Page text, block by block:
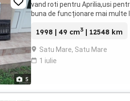
5
vand roti pentru Aprilia,usi
buna de funcționare mai multe
1998 | 49 cm3 | 12548 km
Satu Mare, Satu Mare
1 iulie